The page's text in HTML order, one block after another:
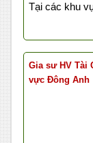
Tại các khu
Gia sư HV Tài
vực Đông Anh